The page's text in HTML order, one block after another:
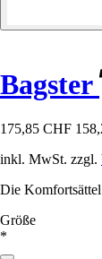
Bagster
175,85 CHF
inkl. MwSt. zzgl.
Die
Größe
*